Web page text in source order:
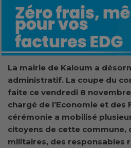
La mairie de Kaloum a
administratif. La coupe du
faite ce vendredi 8
chargé de l’Economie et des
cérémonie a mobilisé
citoyens de cette commune,
militaires, des responsables